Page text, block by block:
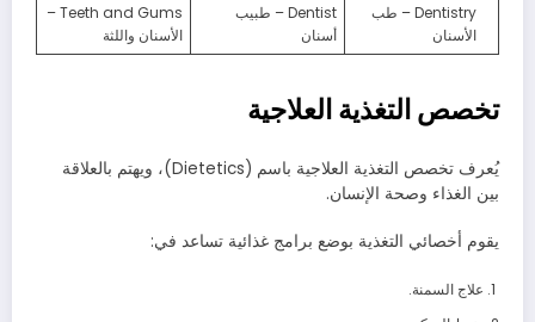
Dentistry – طب
الأسنان
Dentist – طبيب
أسنان
Teeth and Gums –
الأسنان واللثة
تخصص التغذية العلاجية
يُعرف تخصص التغذية العلاجية باسم (Dietetics)، ويهتم بالعلاقة
بين الغذاء وصحة الإنسان.
يقوم أخصائي التغذية بوضع برامج غذائية تساعد في:
علاج السمنة.